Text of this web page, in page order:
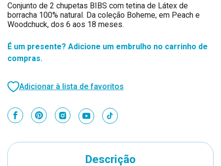
Conjunto de 2 chupetas BIBS com tetina de Látex de
borracha 100% natural. Da coleção Boheme, em Peach e
Woodchuck, dos 6 aos 18 meses.
É um presente? Adicione um embrulho no carrinho de
compras.
Adicionar à lista de favoritos
Descrição